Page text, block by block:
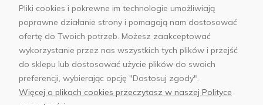
sklep@abfoto.pl
+48 797 971 275
Pliki cookies i pokrewne im technologie umożliwiają
poprawne działanie strony i pomagają nam dostosować
ofertę do Twoich potrzeb. Możesz zaakceptować
wykorzystanie przez nas wszystkich tych plików i przejść
do sklepu lub dostosować użycie plików do swoich
preferencji, wybierając opcję "Dostosuj zgody".
Więcej o plikach cookies przeczytasz w naszej Polityce